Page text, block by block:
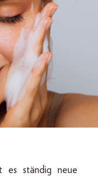
ständig neue